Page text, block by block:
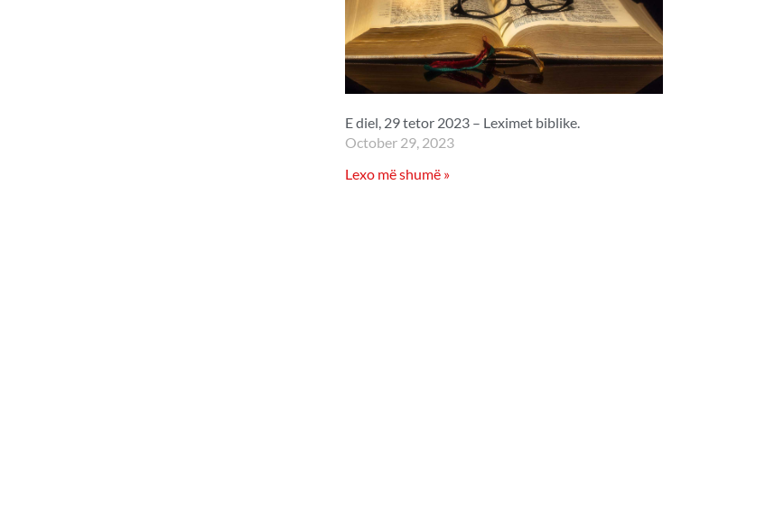
E diel, 29 tetor 2023 – Leximet biblike.
October 29, 2023
Lexo më shumë »